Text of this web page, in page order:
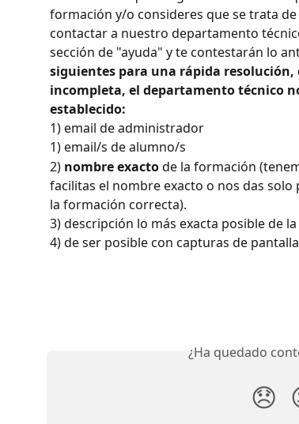
formación y/o consideres que se trata
contactar a nuestro departamento
sección de "ayuda" y te contestarán lo
siguientes para una rápida resolución,
incompleta, el departamento técnico
establecido:
1) email de administrador
1) email/s de alumno/s
2) nombre exacto de la formación
facilitas el nombre exacto o nos das
la formación correcta).
3) descripción lo más exacta posible de
4) de ser posible con capturas de
¿Ha quedado
😞